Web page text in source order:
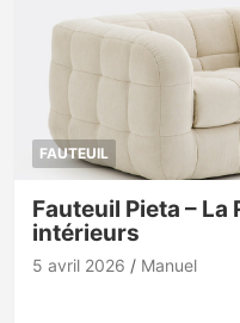
FAUTEUIL
Fauteuil Pieta – La
intérieurs
5 avril 2026 Manuel